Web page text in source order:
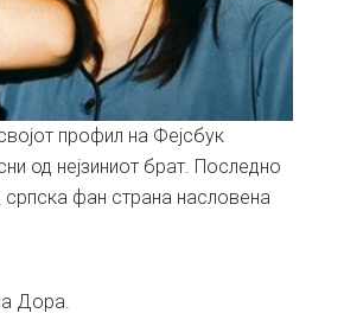
профил на Фејсбук
од нејзиниот брат. Последно
фан страна насловена
Дора.